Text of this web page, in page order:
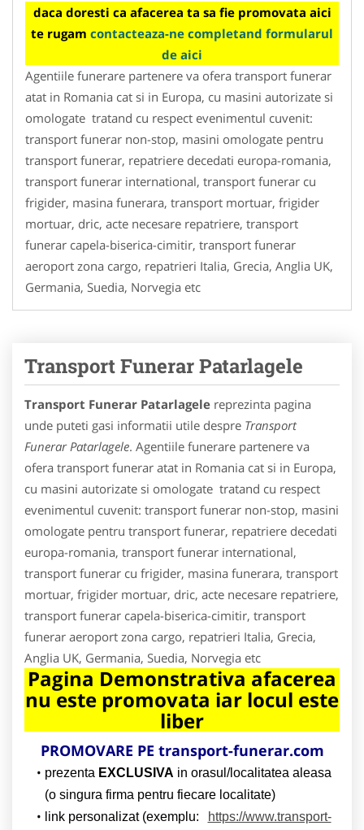
daca doresti ca afacerea ta sa fie promovata aici
te rugam contacteaza-ne completand formularul
de aici
Agentiile funerare partenere va ofera transport funerar
atat in Romania cat si in Europa, cu masini autorizate si
omologate tratand cu respect evenimentul cuvenit:
transport funerar non-stop, masini omologate pentru
transport funerar, repatriere decedati europa-romania,
transport funerar international, transport funerar cu
frigider, masina funerara, transport mortuar, frigider
mortuar, dric, acte necesare repatriere, transport
funerar capela-biserica-cimitir, transport funerar
aeroport zona cargo, repatrieri Italia, Grecia, Anglia UK,
Germania, Suedia, Norvegia etc
Transport Funerar Patarlagele
Transport Funerar Patarlagele reprezinta pagina
unde puteti gasi informatii utile despre Transport
Funerar Patarlagele. Agentiile funerare partenere va
ofera transport funerar atat in Romania cat si in Europa,
cu masini autorizate si omologate tratand cu respect
evenimentul cuvenit: transport funerar non-stop, masini
omologate pentru transport funerar, repatriere decedati
europa-romania, transport funerar international,
transport funerar cu frigider, masina funerara, transport
mortuar, frigider mortuar, dric, acte necesare repatriere,
transport funerar capela-biserica-cimitir, transport
funerar aeroport zona cargo, repatrieri Italia, Grecia,
Anglia UK, Germania, Suedia, Norvegia etc
Pagina Demonstrativa afacerea
nu este promovata iar locul este
liber
PROMOVARE PE transport-funerar.com
prezenta EXCLUSIVA in orasul/localitatea aleasa
(o singura firma pentru fiecare localitate)
link personalizat (exemplu:
https://www.transport-